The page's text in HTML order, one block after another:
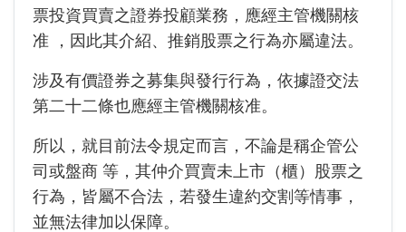
票投資買賣之證券投顧業務，應經主管機關核
准 ，因此其介紹、推銷股票之行為亦屬違法。
涉及有價證券之募集與發行行為，依據證交法
第二十二條也應經主管機關核准。
所以，就目前法令規定而言，不論是稱企管公
司或盤商 等，其仲介買賣未上市（櫃）股票之
行為，皆屬不合法，若發生違約交割等情事，
並無法律加以保障。